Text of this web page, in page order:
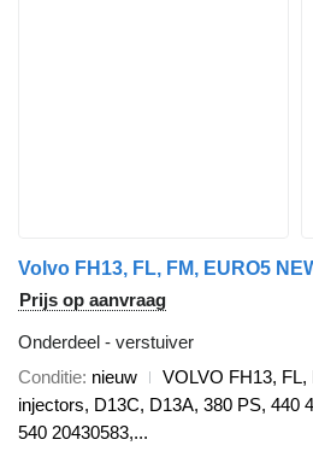
Prijs op aanvraag
Onderdeel - verstuiver
Conditie nieuw
VOLVO FH13,
injectors, D13C, D13A, 380 PS, 440
540 20430583,...